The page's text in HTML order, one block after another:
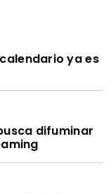
ya es
difuminar